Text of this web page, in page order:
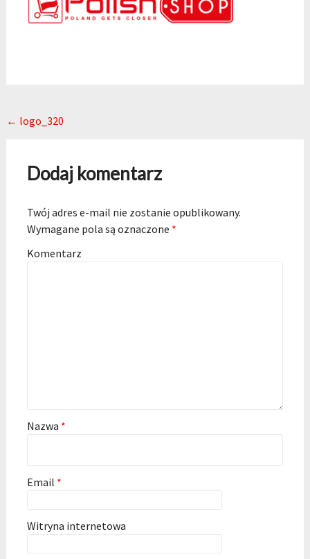
Post navigation
← logo_320
Dodaj komentarz
Twój adres e-mail nie zostanie opublikowany.
Wymagane pola są oznaczone *
Komentarz
Nazwa *
Email *
Witryna internetowa